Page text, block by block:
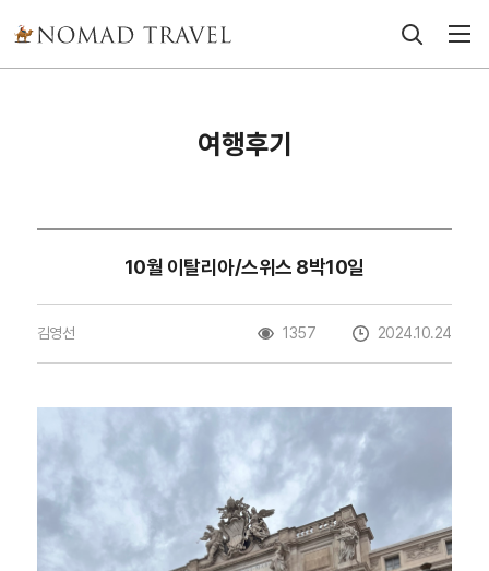
여행후기
10월 이탈리아/스위스 8박10일
김영선 1357 2024.10.24